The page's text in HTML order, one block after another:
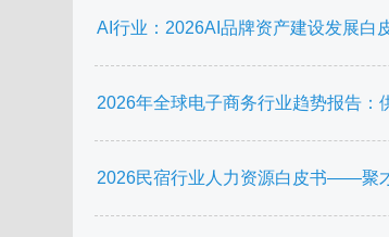
AI行业：2026AI品牌资产建设发展白
2026年全球电子商务行业趋势报告：
2026民宿行业人力资源白皮书——聚